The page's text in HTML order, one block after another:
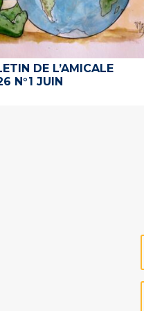
DE L’AMICALE
N°1 JUIN